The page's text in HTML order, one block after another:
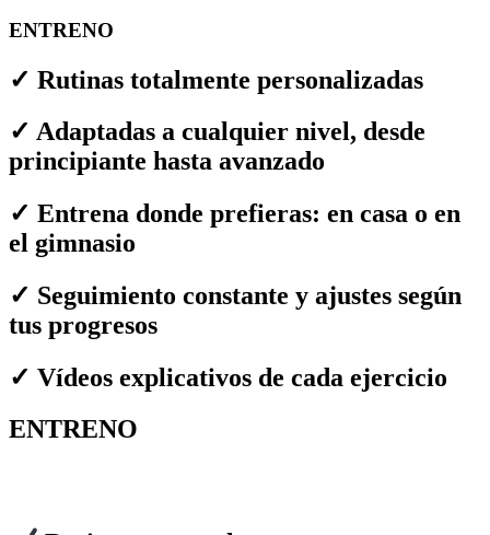
ENTRENO
✓ Rutinas totalmente personalizadas
✓ Adaptadas a cualquier nivel, desde
principiante hasta avanzado
✓ Entrena donde prefieras: en casa o en
el gimnasio
✓ Seguimiento constante y ajustes según
tus progresos
✓ Vídeos explicativos de cada ejercicio
ENTRENO